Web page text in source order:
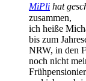
MiPli hat
zusammen,
ich heiße
bis zum
NRW, in den
noch nicht